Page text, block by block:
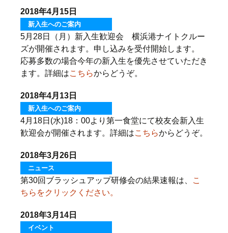
2018年4月15日
新入生へのご案内
5月28日（月）新入生歓迎会 横浜港ナイトクルー
ズが開催されます。申し込みを受付開始します。
応募多数の場合今年の新入生を優先させていただき
ます。詳細はこちらからどうぞ。
2018年4月13日
新入生へのご案内
4月18日(水)18：00より第一食堂にて校友会新入生
歓迎会が開催されます。詳細はこちらからどうぞ。
2018年3月26日
ニュース
第30回ブラッシュアップ研修会の結果速報は、
こ
ちらをクリックください。
2018年3月14日
イベント